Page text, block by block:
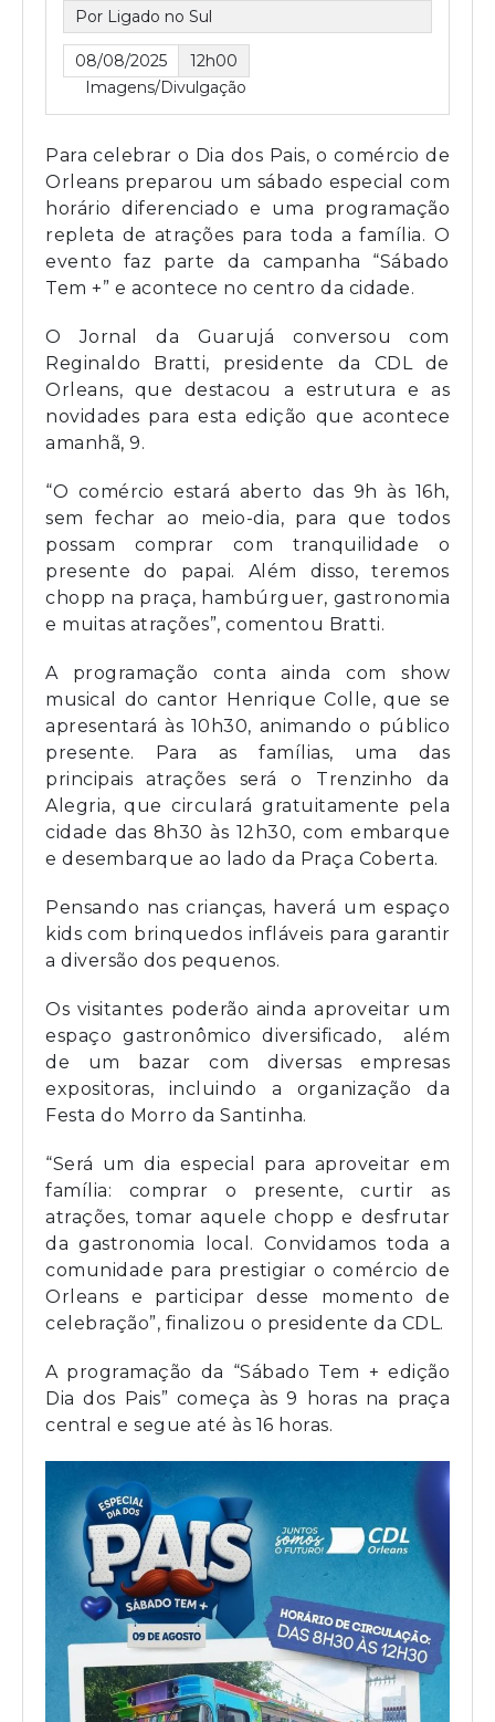
Por Ligado no Sul
08/08/2025
12h00
Imagens/Divulgação
Para celebrar o Dia dos Pais, o comércio de
Orleans preparou um sábado especial com
horário diferenciado e uma programação
repleta de atrações para toda a família. O
evento faz parte da campanha “Sábado
Tem +” e acontece no centro da cidade.
O Jornal da Guarujá conversou com
Reginaldo Bratti, presidente da CDL de
Orleans, que destacou a estrutura e as
novidades para esta edição que acontece
amanhã, 9.
“O comércio estará aberto das 9h às 16h,
sem fechar ao meio-dia, para que todos
possam comprar com tranquilidade o
presente do papai. Além disso, teremos
chopp na praça, hambúrguer, gastronomia
e muitas atrações”, comentou Bratti.
A programação conta ainda com show
musical do cantor Henrique Colle, que se
apresentará às 10h30, animando o público
presente. Para as famílias, uma das
principais atrações será o Trenzinho da
Alegria, que circulará gratuitamente pela
cidade das 8h30 às 12h30, com embarque
e desembarque ao lado da Praça Coberta.
Pensando nas crianças, haverá um espaço
kids com brinquedos infláveis para garantir
a diversão dos pequenos.
Os visitantes poderão ainda aproveitar um
espaço gastronômico diversificado, além
de um bazar com diversas empresas
expositoras, incluindo a organização da
Festa do Morro da Santinha.
“Será um dia especial para aproveitar em
família: comprar o presente, curtir as
atrações, tomar aquele chopp e desfrutar
da gastronomia local. Convidamos toda a
comunidade para prestigiar o comércio de
Orleans e participar desse momento de
celebração”, finalizou o presidente da CDL.
A programação da “Sábado Tem + edição
Dia dos Pais” começa às 9 horas na praça
central e segue até às 16 horas.